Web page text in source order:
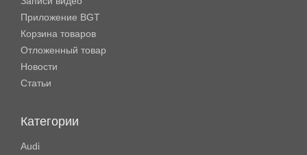
Приложение BGT
Корзина товаров
Отложенный товар
Новости
Статьи
Категории
Audi